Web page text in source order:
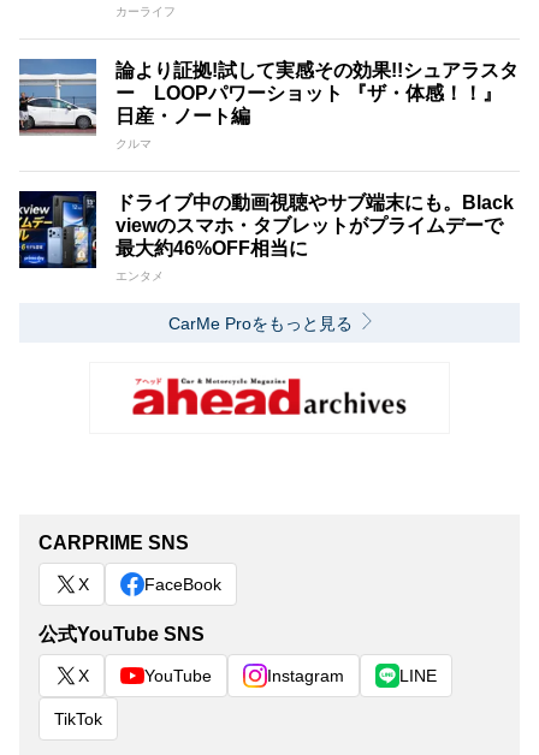
カーライフ
論より証拠!試して実感その効果!!シュアラスタ
ー LOOPパワーショット 『ザ・体感！！』
日産・ノート編
クルマ
ドライブ中の動画視聴やサブ端末にも。Black
viewのスマホ・タブレットがプライムデーで
最大約46%OFF相当に
エンタメ
CarMe Proをもっと見る
CARPRIME SNS
X FaceBook
公式YouTube SNS
X YouTube Instagram LINE
TikTok